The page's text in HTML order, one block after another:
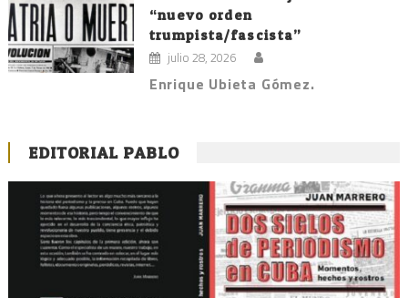
“nuevo orden
trumpista/fascista”
julio 28, 2026
Enrique Ubieta Gómez.
EDITORIAL PABLO